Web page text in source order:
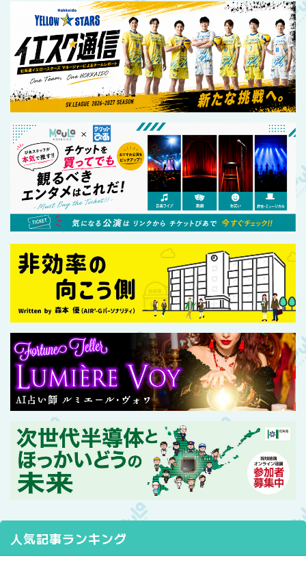
人気記事ランキング